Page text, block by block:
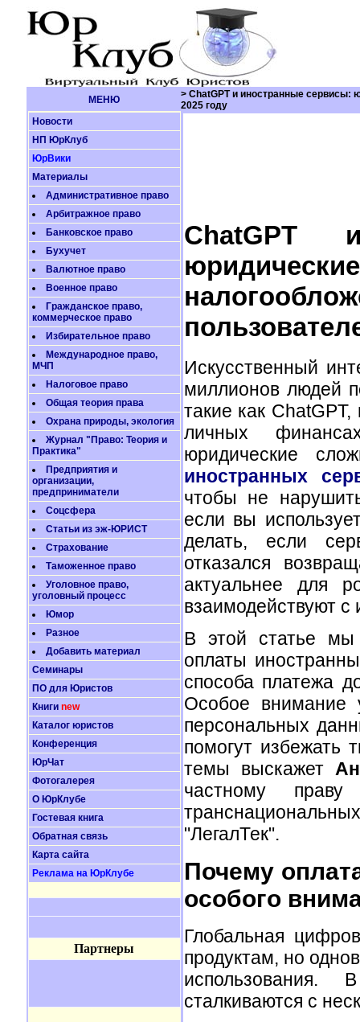
МЕНЮ
> ChatGPT и иностранные сервисы:
2025 году
Новости
НП ЮрКлуб
ЮрВики
Материалы
Административное право
Арбитражное право
Банковское право
Бухучет
Валютное право
Военное право
Гражданское право,
коммерческое право
Избирательное право
Международное право,
МЧП
Налоговое право
Общая теория права
Охрана природы, экология
Журнал "Право: Теория и
Практика"
Предприятия и
организации,
предприниматели
Соцсфера
Статьи из эж-ЮРИСТ
Страхование
Таможенное право
Уголовное право,
уголовный процесс
Юмор
Разное
Добавить материал
Семинары
ПО для Юристов
Книги new
Каталог юристов
Конференция
ЮрЧат
Фотогалерея
О ЮрКлубе
Гостевая книга
Обратная связь
Карта сайта
Реклама на ЮрКлубе
Партнеры
ChatGPT
Искусственный
миллионов людей
такие как
личных
юридические
иностранных
чтобы не
если вы
делать, если
отказался
актуальнее для
взаимодействуют
В этой статье мы
оплаты
способа платежа
Особое внимание
персональных
помогут избежать
темы выскажет
частному
"ЛегалТек".
Почему
особого
Глобальная
продуктам, но
использования.
сталкиваются с